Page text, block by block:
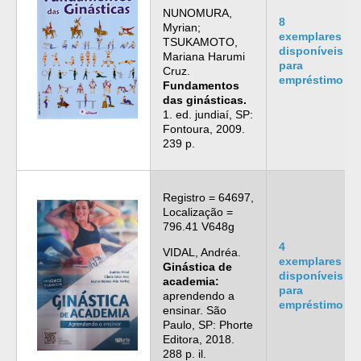
NUNOMURA,
Myrian;
TSUKAMOTO,
Mariana Harumi
Cruz.
Fundamentos
das ginásticas.
1. ed. jundiaí, SP:
Fontoura, 2009.
239 p.
8
exemplares
disponíveis
para
empréstimo
Registro = 64697,
Localização =
796.41 V648g
VIDAL, Andréa.
Ginástica de
academia:
aprendendo a
ensinar. São
Paulo, SP: Phorte
Editora, 2018.
288 p. il.
4
exemplares
disponíveis
para
empréstimo